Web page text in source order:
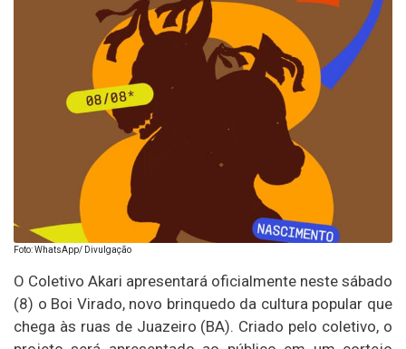
Foto: WhatsApp/ Divulgação
O Coletivo Akari apresentará oficialmente neste sábado
(8) o Boi Virado, novo brinquedo da cultura popular que
chega às ruas de Juazeiro (BA). Criado pelo coletivo, o